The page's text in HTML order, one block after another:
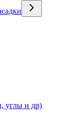
углы и др)